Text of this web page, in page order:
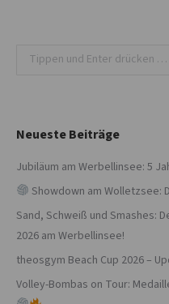
Search:
Neueste Beiträge
Jubiläum am Werbellinsee: 5
Showdown am Wolletzsee:
Sand, Schweiß und Smashes:
2026 am Werbellinsee!
theosgym Beach Cup 2026 –
Volley-Bombas on Tour: